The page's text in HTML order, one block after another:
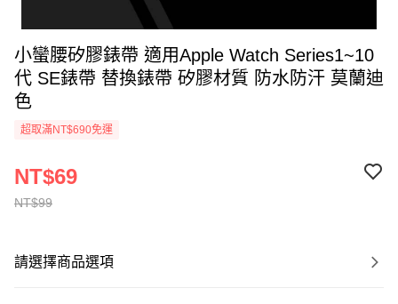
小蠻腰矽膠錶帶 適用Apple Watch Series1~10
代 SE錶帶 替換錶帶 矽膠材質 防水防汗 莫蘭迪
色
超取滿NT$690免運
NT$99
NT$69
請選擇商品選項